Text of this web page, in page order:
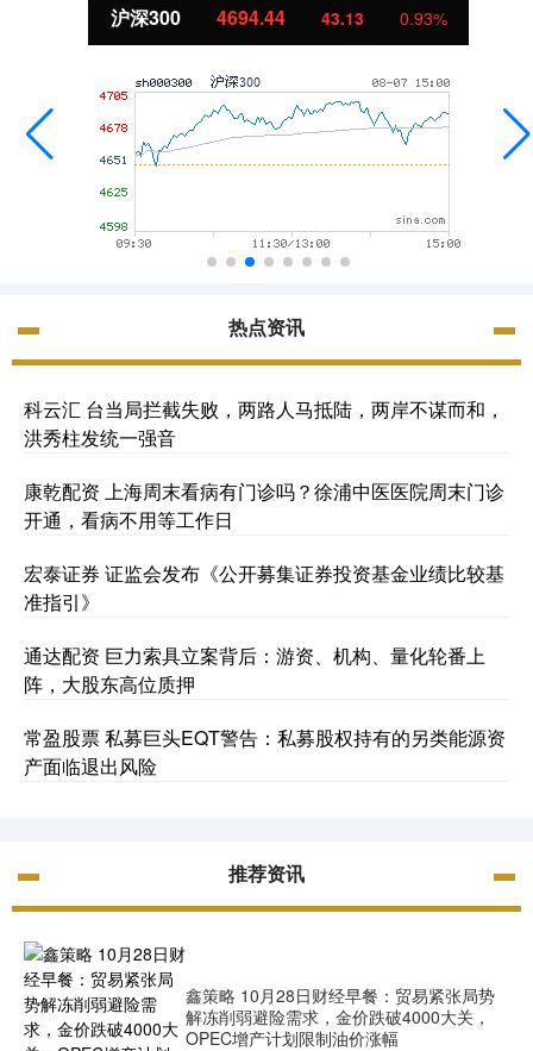
沪深300 4694.44 43.13 0.93%
热点资讯
科云汇 台当局拦截失败，两路人马抵陆，两岸不谋而和，
洪秀柱发统一强音
康乾配资 上海周末看病有门诊吗？徐浦中医医院周末门诊
开通，看病不用等工作日
宏泰证券 证监会发布《公开募集证券投资基金业绩比较基
准指引》
通达配资 巨力索具立案背后：游资、机构、量化轮番上
阵，大股东高位质押
常盈股票 私募巨头EQT警告：私募股权持有的另类能源资
产面临退出风险
推荐资讯
鑫策略 10月28日财经早餐：贸易紧张局势
解冻削弱避险需求，金价跌破4000大关，
OPEC增产计划限制油价涨幅